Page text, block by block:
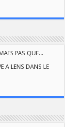
PAS QUE...
A LENS DANS LE